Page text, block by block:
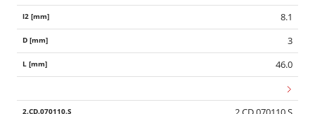
8.1
3
46.0